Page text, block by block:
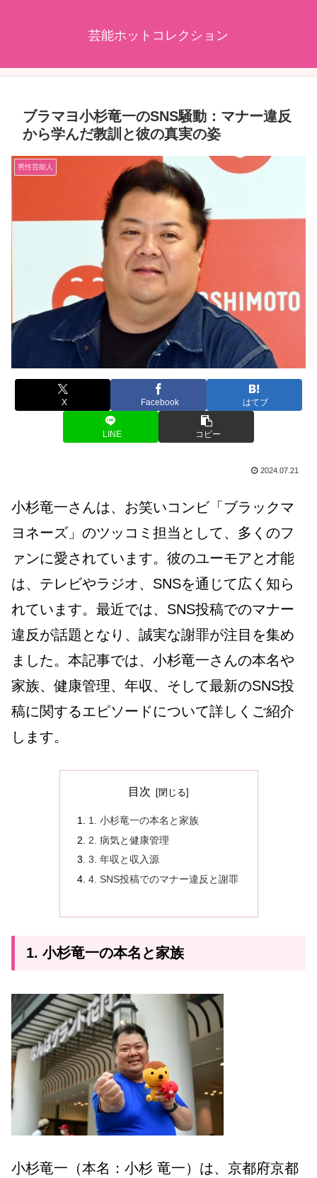
芸能ホットコレクション
ブラマヨ小杉竜一のSNS騒動：マナー違反
から学んだ教訓と彼の真実の姿
男性芸能人
X Facebook はてブ
LINE コピー
2024.07.21
小杉竜一さんは、お笑いコンビ「ブラックマ
ヨネーズ」のツッコミ担当として、多くのフ
ァンに愛されています。彼のユーモアと才能
は、テレビやラジオ、SNSを通じて広く知ら
れています。最近では、SNS投稿でのマナー
違反が話題となり、誠実な謝罪が注目を集め
ました。本記事では、小杉竜一さんの本名や
家族、健康管理、年収、そして最新のSNS投
稿に関するエピソードについて詳しくご紹介
します。
目次
1. 小杉竜一の本名と家族
2. 病気と健康管理
3. 年収と収入源
4. SNS投稿でのマナー違反と謝罪
1. 小杉竜一の本名と家族
小杉竜一（本名：小杉 竜一）は、京都府京都